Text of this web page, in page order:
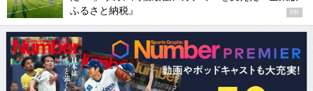
ふるさと納税』
PR